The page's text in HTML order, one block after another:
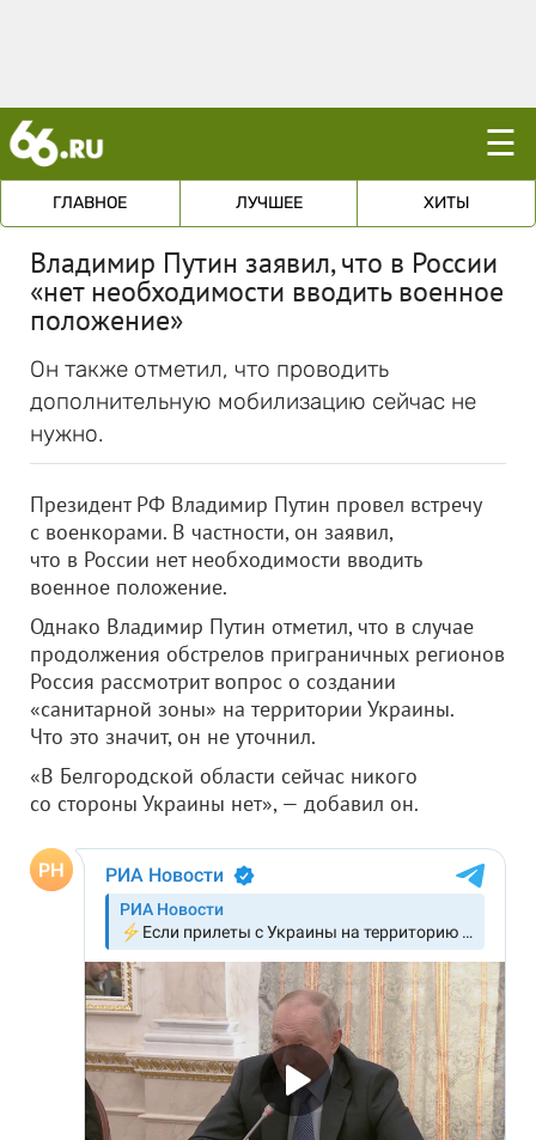
☰
ГЛАВНОЕ ЛУЧШЕЕ ХИТЫ
Владимир Путин заявил, что в России
«нет необходимости вводить военное
положение»
Он также отметил, что проводить
дополнительную мобилизацию сейчас не
нужно.
Президент РФ Владимир Путин провел встречу
с военкорами. В частности, он заявил,
что в России нет необходимости вводить
военное положение.
Однако Владимир Путин отметил, что в случае
продолжения обстрелов приграничных регионов
Россия рассмотрит вопрос о создании
«санитарной зоны» на территории Украины.
Что это значит, он не уточнил.
«В Белгородской области сейчас никого
со стороны Украины нет», — добавил он.